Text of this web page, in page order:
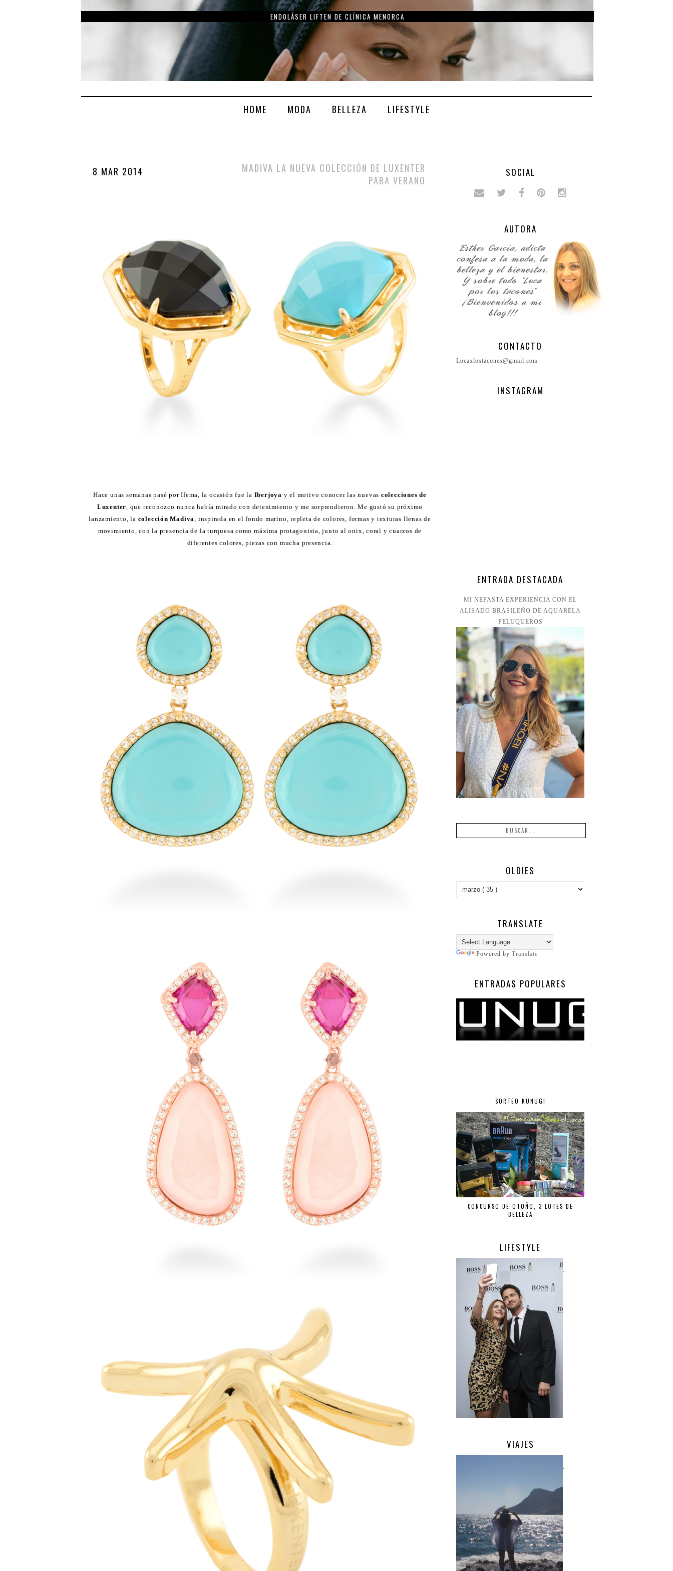
ENDOLÁSER LIFTEN DE CLÍNICA MENORCA
HOME MODA BELLEZA LIFESTYLE
8 MAR 2014
MADIVA LA NUEVA COLECCIÓN DE LUXENTER
PARA VERANO
Hace unas semanas pasé por Ifema, la ocasión fue la Iberjoya y el motivo conocer las nuevas colecciones de
Luxenter , que reconozco nunca había mirado con detenimiento y me sorprendieron. Me gustó su próximo
lanzamiento, la colección Madiva
, inspirada en el fondo marino, repleta de colores, formas y texturas llenas de
movimiento, con la presencia de la turquesa como máxima protagonista, junto al onix, coral y cuarzos de
diferentes colores, piezas con mucha presencia.
SOCIAL
AUTORA
CONTACTO
Locaxlostacones@gmail.com
INSTAGRAM
ENTRADA DESTACADA
MI NEFASTA EXPERIENCIA CON EL
ALISADO BRASILEÑO DE AQUARELA
PELUQUEROS
OLDIES
TRANSLATE
Powered by Translate
ENTRADAS POPULARES
SORTEO KUNUGI
CONCURSO DE OTOÑO, 3 LOTES DE
BELLEZA
LIFESTYLE
.
VIAJES
.